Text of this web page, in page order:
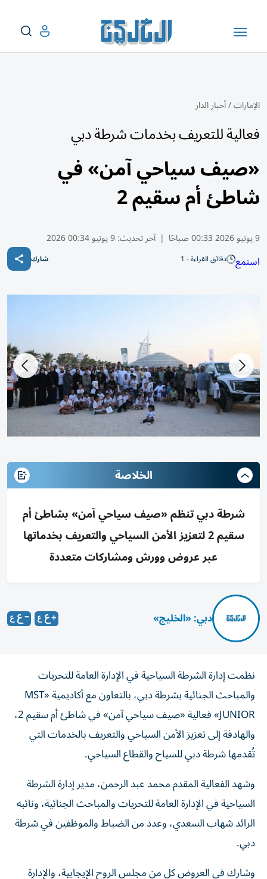
الإمارات/أخبار الدار
فعالية للتعريف بخدمات شرطة دبي
«صيف سياحي آمن» في
شاطئ أم سقيم 2
9 يونيو 2026 00:33 صباحًا | آخر تحديث:9 يونيو 00:34 2026
استمع دقائق القراءة - 1 شارك
الخلاصة
شرطة دبي تنظم «صيف سياحي آمن» بشاطئ أم
سقيم 2 لتعزيز الأمن السياحي والتعريف بخدماتها
عبر عروض وورش ومشاركات متعددة
دبي: «الخليج»
نظمت إدارة الشرطة السياحية في الإدارة العامة للتحريات
والمباحث الجنائية بشرطة دبي، بالتعاون مع أكاديمية «MST
JUNIOR» فعالية «صيف سياحي آمن» في شاطئ أم سقيم 2،
والهادفة إلى تعزيز الأمن السياحي والتعريف بالخدمات التي
تُقدمها شرطة دبي للسياح والقطاع السياحي.
وشهد الفعالية المقدم محمد عبد الرحمن، مدير إدارة الشرطة
السياحية في الإدارة العامة للتحريات والمباحث الجنائية، ونائبه
الرائد شهاب السعدي، وعدد من الضباط والموظفين في شرطة
دبي.
وشارك في العروض كل من مجلس الروح الإيجابية، والإدارة